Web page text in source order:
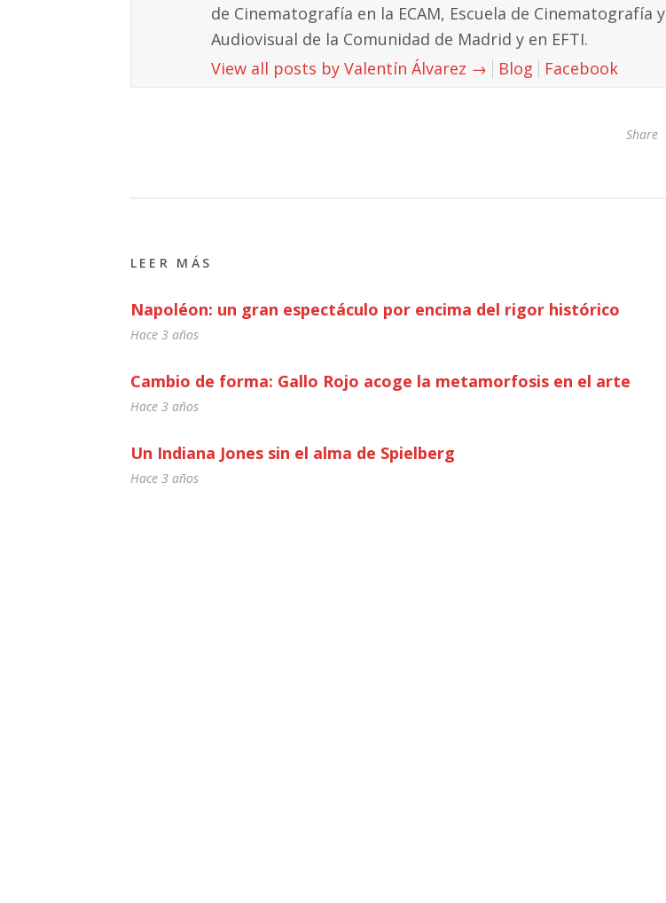
de Cinematografía en la ECAM, Escuela de Cinematografía y
Audiovisual de la Comunidad de Madrid y en EFTI.
View all posts by Valentín Álvarez → Blog Facebook
Share
LEER MÁS
Napoléon: un gran espectáculo por encima del rigor histórico
Hace 3 años
Cambio de forma: Gallo Rojo acoge la metamorfosis en el arte
Hace 3 años
Un Indiana Jones sin el alma de Spielberg
Hace 3 años